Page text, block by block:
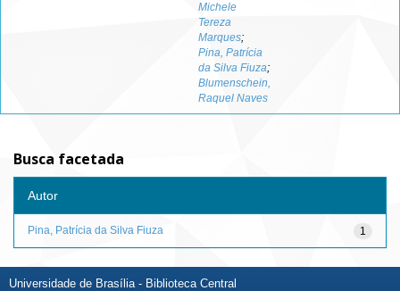
Michele
Tereza
Marques;
Pina, Patrícia
da Silva Fiuza;
Blumenschein,
Raquel Naves
Busca facetada
Autor
1
Pina, Patrícia da Silva Fiuza
Universidade de Brasília - Biblioteca Central